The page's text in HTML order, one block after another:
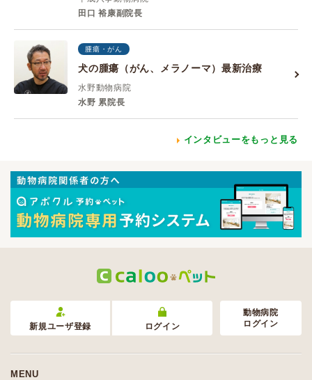
田口 裕康副院長
腫瘍・がん
犬の腫瘍（がん、メラノーマ）最新治療
水野動物病院
水野 累院長
インタビューをもっと見る
新規ユーザ登録 ログイン
動物病院
ログイン
MENU